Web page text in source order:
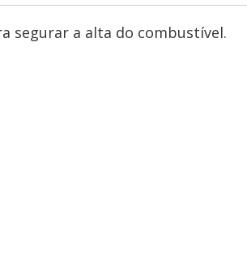
segurar a alta do combustível.